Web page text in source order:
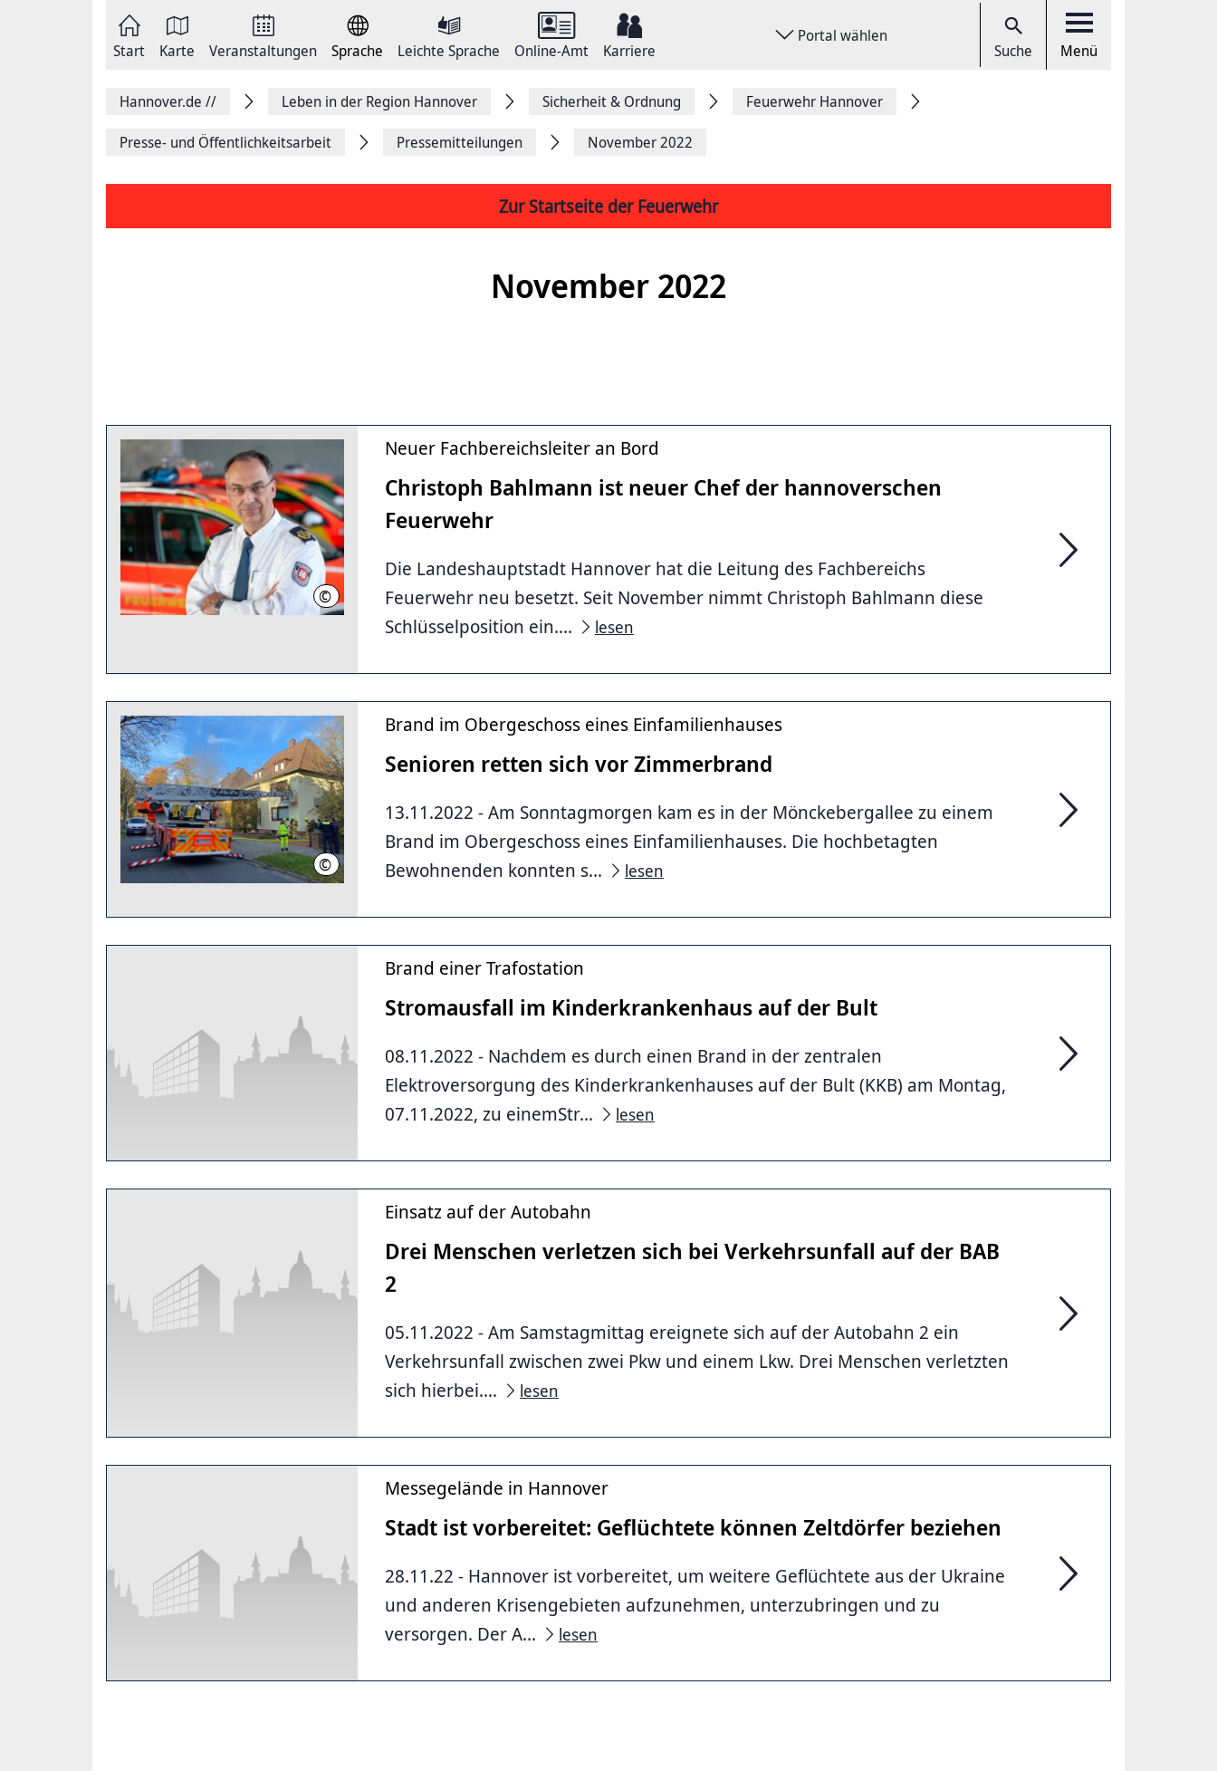
Start Karte Veranstaltungen Sprache Leichte Sprache Online-Amt Karriere
Portal wählen
Suche Menü
Hannover.de // Leben in der Region Hannover Sicherheit & Ordnung Feuerwehr Hannover
Presse- und Öffentlichkeitsarbeit Pressemitteilungen November 2022
Zur Startseite der Feuerwehr
November 2022
© Ulrich Reinecke Photography
Neuer Fachbereichsleiter an Bord
Christoph Bahlmann ist neuer Chef der hannoverschen
Feuerwehr
Die Landeshauptstadt Hannover hat die Leitung des Fachbereichs
Feuerwehr neu besetzt. Seit November nimmt Christoph Bahlmann diese
Schlüsselposition ein....
lesen
© Feuerwehr Hannover
Brand im Obergeschoss eines Einfamilienhauses
Senioren retten sich vor Zimmerbrand
13.11.2022 - Am Sonntagmorgen kam es in der Mönckebergallee zu einem
Brand im Obergeschoss eines Einfamilienhauses. Die hochbetagten
Bewohnenden konnten s...
lesen
Brand einer Trafostation
Stromausfall im Kinderkrankenhaus auf der Bult
08.11.2022 - Nachdem es durch einen Brand in der zentralen
Elektroversorgung des Kinderkrankenhauses auf der Bult (KKB) am Montag,
07.11.2022, zu einemStr...
lesen
Einsatz auf der Autobahn
Drei Menschen verletzen sich bei Verkehrsunfall auf der BAB
2
05.11.2022 - Am Samstagmittag ereignete sich auf der Autobahn 2 ein
Verkehrsunfall zwischen zwei Pkw und einem Lkw. Drei Menschen verletzten
sich hierbei....
lesen
Messegelände in Hannover
Stadt ist vorbereitet: Geflüchtete können Zeltdörfer beziehen
28.11.22 - Hannover ist vorbereitet, um weitere Geflüchtete aus der Ukraine
und anderen Krisengebieten aufzunehmen, unterzubringen und zu
versorgen. Der A...
lesen